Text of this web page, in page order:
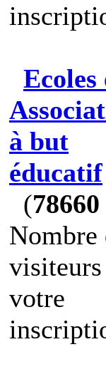
Ecoles
à but
éducatif
(78660
Nombre
visiteurs
votre